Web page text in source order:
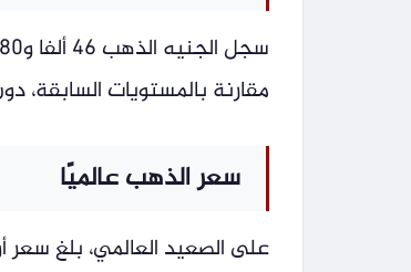
مقارنة بالمستويات
سعر الذهب عالميًا